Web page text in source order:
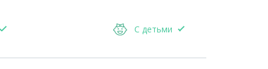
С детьми